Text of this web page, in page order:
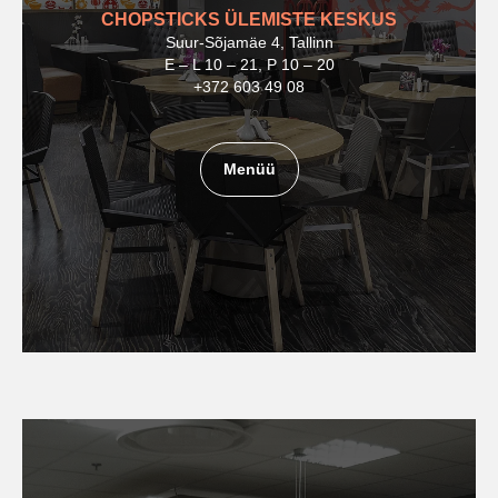
CHOPSTICKS ÜLEMISTE KESKUS
Suur-Sõjamäe 4, Tallinn
E – L 10 – 21, P 10 – 20
+372 603 49 08
Menüü